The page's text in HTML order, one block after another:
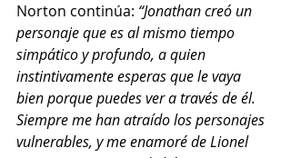
Norton continúa: “Jonathan creó un
personaje que es al mismo tiempo
simpático y profundo, a quien
instintivamente esperas que le vaya
bien porque puedes ver a través de él.
Siempre me han atraído los personajes
vulnerables, y me enamoré de Lionel